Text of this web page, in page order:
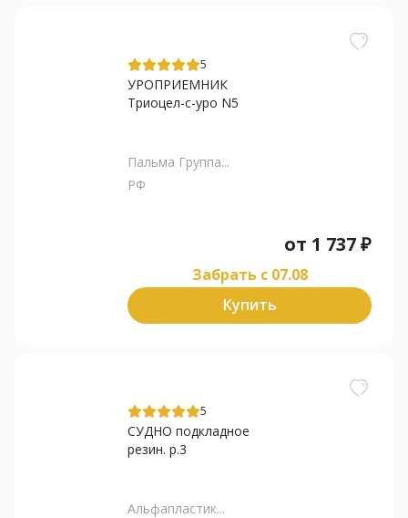
5
УРОПРИЕМНИК
Триоцел-с-уро N5
Пальма Группа...
РФ
от 1 737₽
Забрать c 07.08
Купить
5
СУДНО подкладное
резин. р.3
Альфапластик...